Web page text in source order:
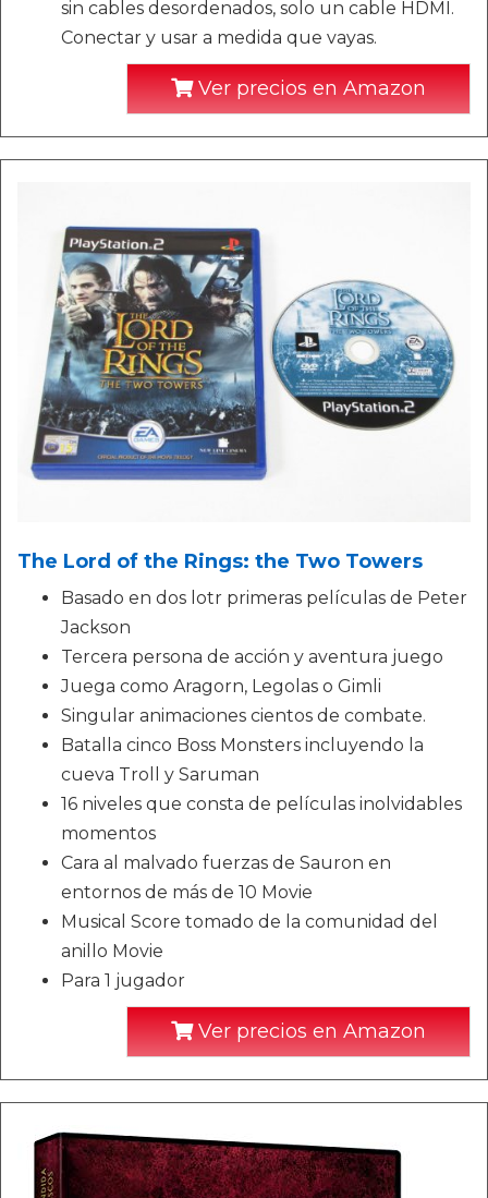
sin cables desordenados, solo un cable HDMI.
Conectar y usar a medida que vayas.
Ver precios en Amazon
The Lord of the Rings: the Two Towers
Basado en dos lotr primeras películas de Peter
Jackson
Tercera persona de acción y aventura juego
Juega como Aragorn, Legolas o Gimli
Singular animaciones cientos de combate.
Batalla cinco Boss Monsters incluyendo la
cueva Troll y Saruman
16 niveles que consta de películas inolvidables
momentos
Cara al malvado fuerzas de Sauron en
entornos de más de 10 Movie
Musical Score tomado de la comunidad del
anillo Movie
Para 1 jugador
Ver precios en Amazon